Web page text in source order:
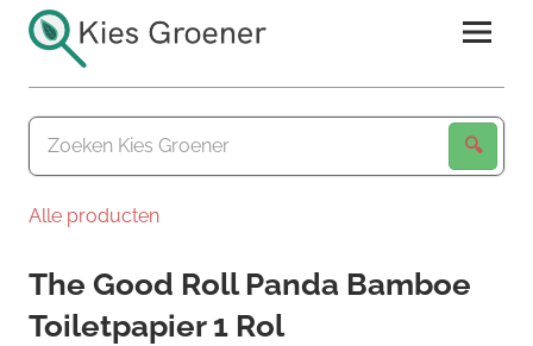
naar
inhoudKies
Groener
Alle producten
The Good Roll Panda Bamboe
Toiletpapier 1 Rol